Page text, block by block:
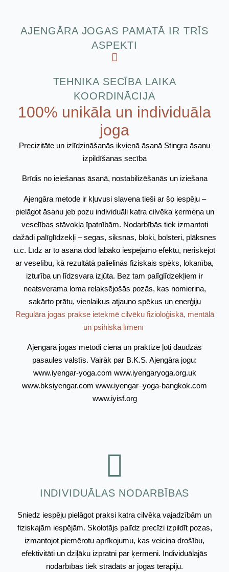
AJENGĀRA JOGAS PAMATĀ IR TRĪS
ASPEKTI
TEHNIKA SECĪBA LAIKA
KOORDINĀCIJA
100% unikāla un individuāla
joga
Precizitāte un izlīdzināšanās ikvienā āsanā Stingra āsanu
izpildīšanas secība
Brīdis no ieiešanas āsanā, nostabilizēšanās un iziešana
Ajengāra metode ir kļuvusi slavena tieši ar šo iespēju –
pielāgot āsanu jeb pozu individuāli katra cilvēka ķermeņa un
veselības stāvokļa īpatnībām. Nodarbībās tiek izmantoti
dažādi palīglīdzekļi – segas, siksnas, bloki, bolsteri, plāksnes
u.c. Līdz ar to āsana dod labāko iespējamo efektu, neriskējot
ar veselību, kā rezultātā palielinās fiziskais spēks, lokanība,
izturība un līdzsvara izjūta. Bez tam palīglīdzekļiem ir
neatsverama loma relaksējošās pozās, kas nomierina,
sakārto prātu, vienlaikus atjauno spēkus un enerģiju
Regulāra jogas prakse ietekmē cilvēku fizioloģiskā, mentālā
un psihiskā līmenī
Ajengāra jogas metodi ciena un praktizē ļoti daudzās
pasaules valstīs. Vairāk par B.K.S. Ajengāra jogu:
www.iyengar-yoga.com www.iyengaryoga.org.uk
www.bksiyengar.com www.iyengar–yoga-bangkok.com
www.iyisf.org
INDIVIDUĀLAS NODARBĪBAS
Sniedz iespēju pielāgot praksi katra cilvēka vajadzībām un
fiziskajām iespējām. Skolotājs palīdz precīzi izpildīt pozas,
izmantojot piemērotu aprīkojumu, kas veicina drošību,
efektivitāti un dziļāku izpratni par ķermeni. Individuālajās
nodarbībās tiek strādāts ar jogas terapiju.